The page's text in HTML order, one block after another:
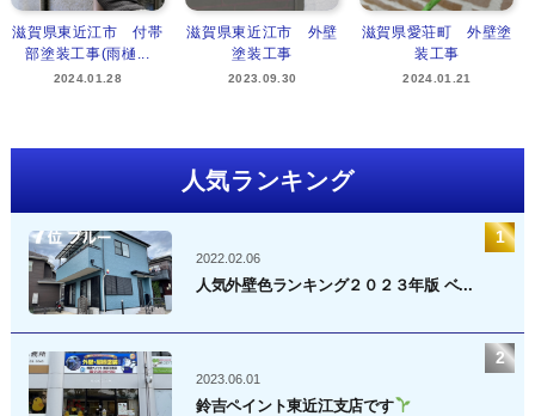
滋賀県東近江市 付帯
部塗装工事(雨樋...
2024.01.28
滋賀県東近江市 外壁
塗装工事
2023.09.30
滋賀県愛荘町 外壁塗
装工事
2024.01.21
人気ランキング
2022.02.06
人気外壁色ランキング２０２３年版 ベ...
2023.06.01
鈴吉ペイント東近江支店です